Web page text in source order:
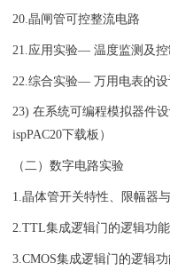
20.晶闸管可控整流电路
21.应用实验— 温度监测及控
22.综合实验— 万用电表的
23) 在系统可编程模拟器件
ispPAC20下载板）
（二）数字电路实验
1.晶体管开关特性、限幅器
2.TTL集成逻辑门的逻辑功
3.CMOS集成逻辑门的逻辑